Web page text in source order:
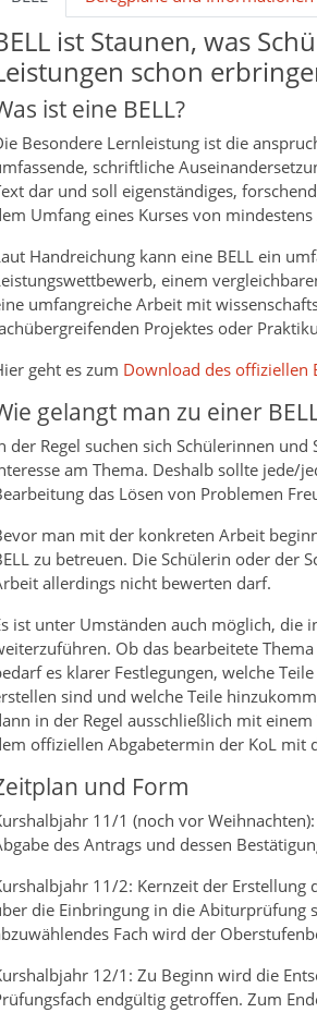
ist Staunen, was
schon
ist eine BELL?
Besondere Lernleistung ist die
schriftliche
dar und soll eigenständiges,
Umfang eines Kurses von
Handreichung kann eine BELL ein
einem
umfangreiche Arbeit mit
Projektes oder
geht es zum Download des offiziellen
gelangt man zu einer
der Regel suchen sich Schülerinnen
am Thema. Deshalb sollte jede/
das Lösen von Problemen
man mit der konkreten Arbeit
zu betreuen. Die Schülerin oder der
allerdings nicht bewerten darf.
ist unter Umständen auch möglich, die
Ob das bearbeitete
es klarer Festlegungen, welche
sind und welche Teile
in der Regel ausschließlich mit
offiziellen Abgabetermin der KoL mit
und Form
11/1 (noch vor
des Antrags und dessen
11/2: Kernzeit der Erstellung
die Einbringung in die Abiturprüfung
Fach wird der
12/1: Zu Beginn wird die
endgültig getroffen. Zum